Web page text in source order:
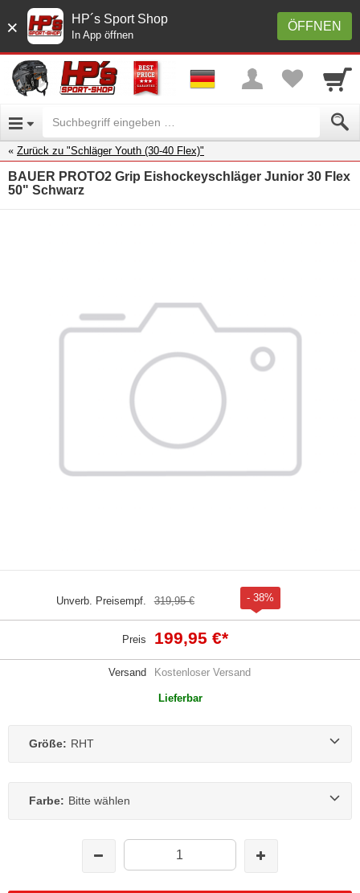
× ÖFFNEN
HP´s Sport Shop
In App öffnen
Zurück zu "Schläger Youth (30-40 Flex)"
BAUER PROTO2 Grip Eishockeyschläger Junior 30 Flex
50" Schwarz
Unverb. Preisempf. 319,95 € - 38%
Preis 199,95 €*
Versand Kostenloser Versand
Lieferbar
Größe: RHT
Farbe: Bitte wählen